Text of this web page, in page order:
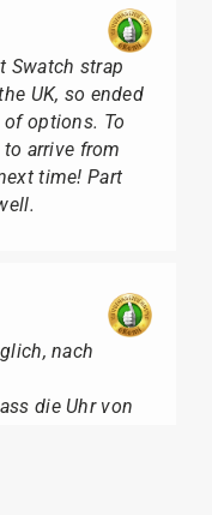
Swatch strap
UK, so ended
options. To
arrive from
time! Part
nach
die Uhr von
gelben